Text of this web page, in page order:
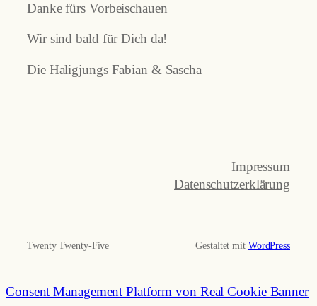
Danke fürs Vorbeischauen
Wir sind bald für Dich da!
Die Haligjungs Fabian & Sascha
Impressum
Datenschutzerklärung
Twenty Twenty-Five Gestaltet mit WordPress
Consent Management Platform von Real Cookie Banner